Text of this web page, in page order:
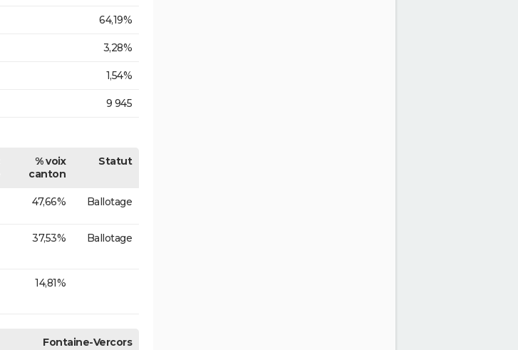
64,19%
3,28%
1,54%
9 945
% voix
canton
Statut
47,66% Ballotage
37,53% Ballotage
14,81%
Fontaine-Vercors